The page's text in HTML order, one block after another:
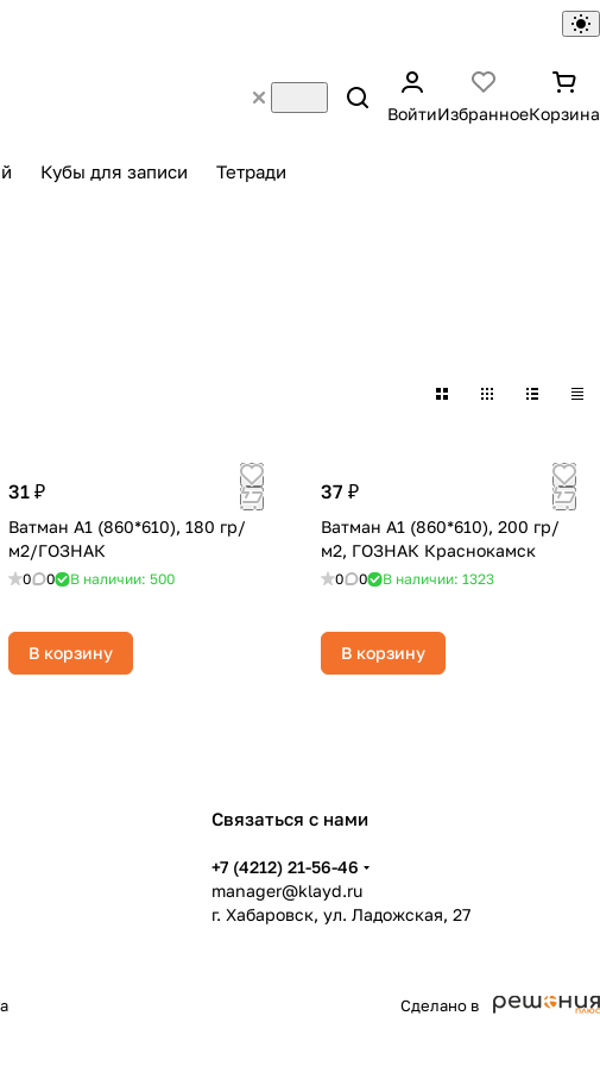
ВойтиИзбранноеКорзина
Кубы для записи Тетради
31 ₽
Ватман А1 (860*610), 180 гр/
м2/ГОЗНАК
0 0 В наличии: 500
В корзину
37 ₽
Ватман А1 (860*610), 200 гр/
м2, ГОЗНАК Краснокамск
0 0 В наличии: 1323
В корзину
Связаться с нами
+7 (4212) 21-56-46
manager@klayd.ru
г. Хабаровск, ул. Ладожская, 27
Сделано в